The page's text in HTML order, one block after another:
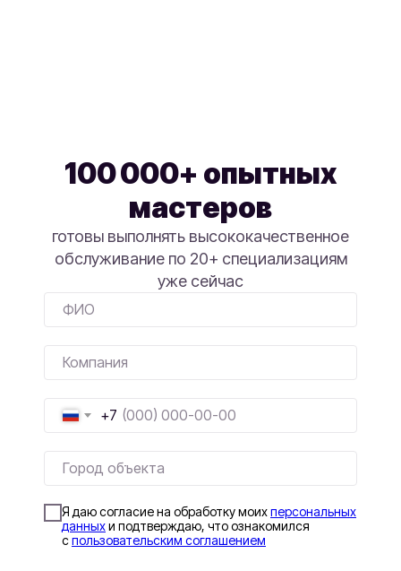
100 000+ опытных
мастеров
готовы выполнять высококачественное
обслуживание по 20+ специализациям
уже сейчас
+7
Я даю согласие на обработку моихперсональных
данныхи подтверждаю, что ознакомился
спользовательским соглашением